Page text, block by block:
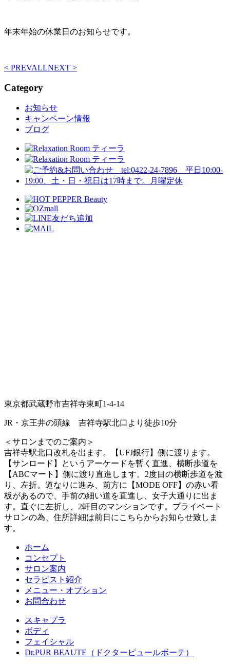
年末年始の休業日のお知らせです。
< PREVALLNEXT >
Category
お知らせ
キャンペーン情報
ブログ
東京都武蔵野市吉祥寺東町1-4-14
JR・京王井の頭線 吉祥寺駅北口より徒歩10分
＜サロンまでのご案内＞
吉祥寺駅北口改札を出ます。【UFJ銀行】側に渡ります。
【サンロード】というアーケードを暫く直進、横断歩道を
【ABCマート】側に渡り直進します。2度目の横断歩道を渡
り、左折。道なりに進み、前方に【MODE OFF】の赤い看
板があるので、手前の細い道を直進し、女子大通りに出ま
す。直ぐに左折し、2軒目のマンションです。プライベート
サロンの為、住所詳細は前日にこちらからお知らせ致しま
す。
ホーム
コンセプト
サロン案内
セラピスト紹介
メニュー・オプション
お問合わせ
スキャプラ
ボディ
フェイシャル
Dr.PUR BEAUTE（ドクターピュールボーテ）